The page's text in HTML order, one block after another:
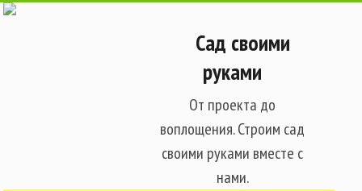
Сад своими
руками
От проекта до
воплощения. Строим сад
своими руками вместе с
нами.